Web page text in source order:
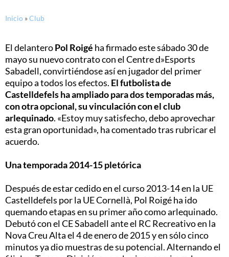
Inicio »Club
El delanteroPol Roigé ha firmado este sábado 30 de
mayo su nuevo contrato con el Centre d»Esports
Sabadell, convirtiéndose así en jugador del primer
equipo a todos los efectos. El futbolista de
Castelldefels ha ampliado para dos temporadas más,
con otra opcional, su vinculación con el club
arlequinado. «Estoy muy satisfecho, debo aprovechar
esta gran oportunidad», ha comentado tras rubricar el
acuerdo.
Una temporada 2014-15 pletórica
Después de estar cedido en el curso 2013-14 en la UE
Castelldefels por la UE Cornellà, Pol Roigé ha ido
quemando etapas en su primer año como arlequinado.
Debutó con el CE Sabadell ante el RC Recreativo en la
Nova Creu Alta el 4 de enero de 2015 y en sólo cinco
minutos ya dio muestras de su potencial. Alternando el